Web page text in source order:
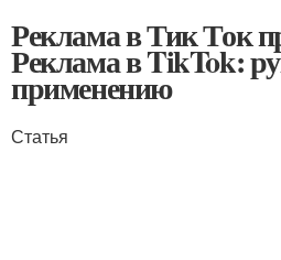
Реклама в Тик Ток
Реклама в TikTok:
применению
Статья